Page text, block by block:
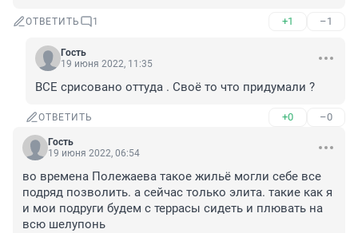
ОТВЕТИТЬ 1 +1 –1
Гость
19 июня 2022, 11:35
ВСЕ срисовано оттуда . Своё то что придумали ?
ОТВЕТИТЬ +0 –0
Гость
19 июня 2022, 06:54
во времена Полежаева такое жильё могли себе все
подряд позволить. а сейчас только элита. такие как я
и мои подруги будем с террасы сидеть и плювать на
всю шелупонь